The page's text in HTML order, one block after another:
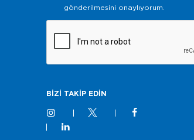
gönderilmesini onaylıyorum.
BİZİ TAKİP EDİN